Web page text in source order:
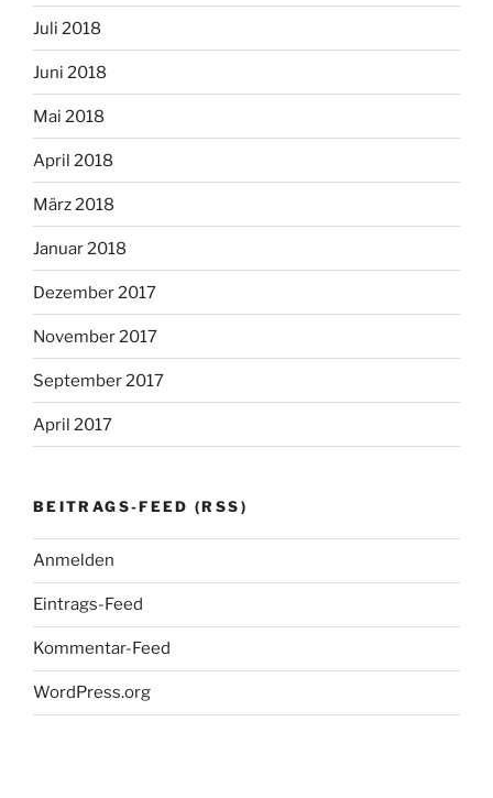
Juli 2018
Juni 2018
Mai 2018
April 2018
März 2018
Januar 2018
Dezember 2017
November 2017
September 2017
April 2017
BEITRAGS-FEED (RSS)
Anmelden
Eintrags-Feed
Kommentar-Feed
WordPress.org